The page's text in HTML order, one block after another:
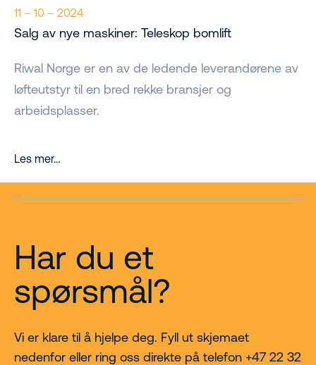
11 – 10 – 2024
Salg av nye maskiner: Teleskop bomlift
Riwal Norge er en av de ledende leverandørene av
løfteutstyr til en bred rekke bransjer og
arbeidsplasser.
Les mer…
Har du et
spørsmål?
Vi er klare til å hjelpe deg. Fyll ut skjemaet
nedenfor eller ring oss direkte på telefon +47 22 32